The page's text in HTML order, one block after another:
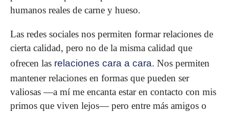
humanos reales de carne y hueso.
Las redes sociales nos permiten formar relaciones de
cier­ta calidad, pero no de la misma calidad que
ofrecen las relacio­nes cara a cara. Nos permiten
mantener relaciones en formas que pueden ser
valiosas —a mí me encanta estar en contacto con mis
primos que viven lejos— pero entre más amigos o